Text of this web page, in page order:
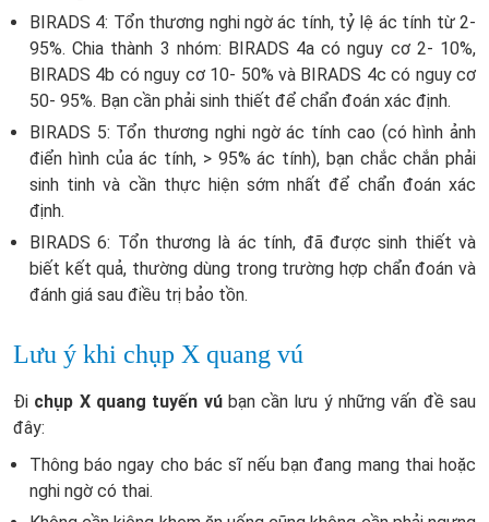
BIRADS 4: Tổn thương nghi ngờ ác tính, tỷ lệ ác tính từ 2-
95%. Chia thành 3 nhóm: BIRADS 4a có nguy cơ 2- 10%,
BIRADS 4b có nguy cơ 10- 50% và BIRADS 4c có nguy cơ
50- 95%. Bạn cần phải sinh thiết để chẩn đoán xác định.
BIRADS 5: Tổn thương nghi ngờ ác tính cao (có hình ảnh
điển hình của ác tính, > 95% ác tính), bạn chắc chắn phải
sinh tinh và cần thực hiện sớm nhất để chẩn đoán xác
định.
BIRADS 6: Tổn thương là ác tính, đã được sinh thiết và
biết kết quả, thường dùng trong trường hợp chẩn đoán và
đánh giá sau điều trị bảo tồn.
Lưu ý khi chụp X quang vú
Đi chụp X quang tuyến vúbạn cần lưu ý những vấn đề sau
đây:
Thông báo ngay cho bác sĩ nếu bạn đang mang thai hoặc
nghi ngờ có thai.